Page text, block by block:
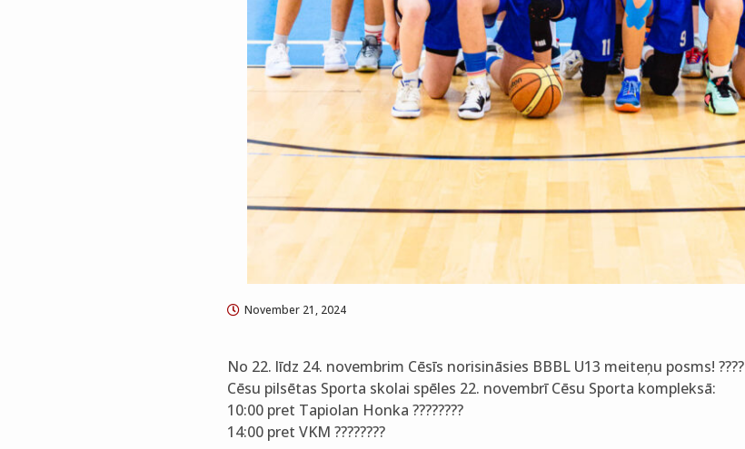
November 21, 2024
No 22. līdz 24. novembrim Cēsīs norisināsies BBBL U13 meiteņu posms! ????
Cēsu pilsētas Sporta skolai spēles 22. novembrī Cēsu Sporta kompleksā:
10:00 pret Tapiolan Honka ????????
14:00 pret VKM ????????